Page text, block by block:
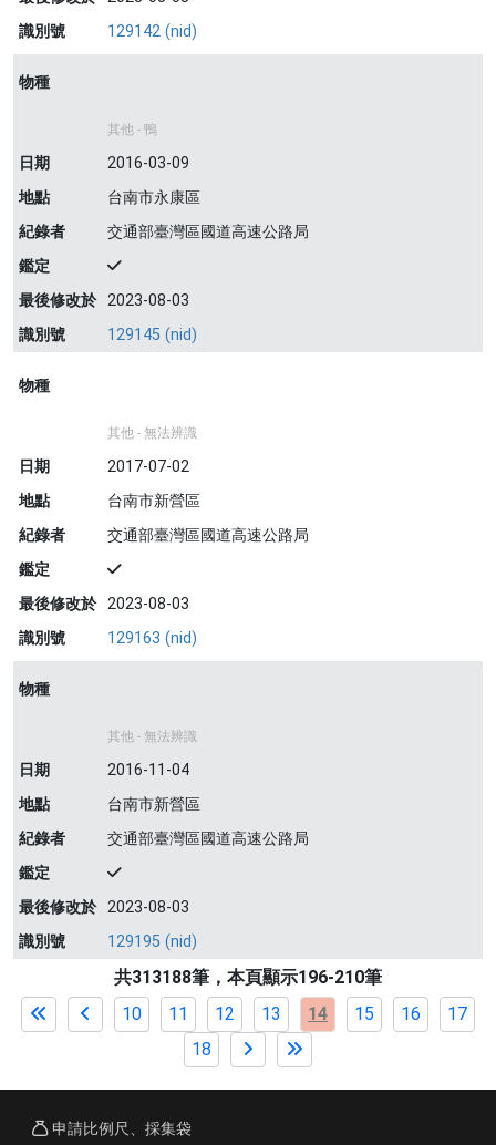
識別號
129142 (nid)
物種
其他 - 鴨
日期
2016-03-09
地點
台南市永康區
紀錄者
交通部臺灣區國道高速公路局
鑑定
最後修改於 2023-08-03
識別號
129145 (nid)
物種
其他 - 無法辨識
日期
2017-07-02
地點
台南市新營區
紀錄者
交通部臺灣區國道高速公路局
鑑定
最後修改於 2023-08-03
識別號
129163 (nid)
物種
其他 - 無法辨識
日期
2016-11-04
地點
台南市新營區
紀錄者
交通部臺灣區國道高速公路局
鑑定
最後修改於 2023-08-03
識別號
129195 (nid)
共313188筆，本頁顯示196-210筆
10
11 12 13 14 15 16
17
18
申請比例尺、採集袋